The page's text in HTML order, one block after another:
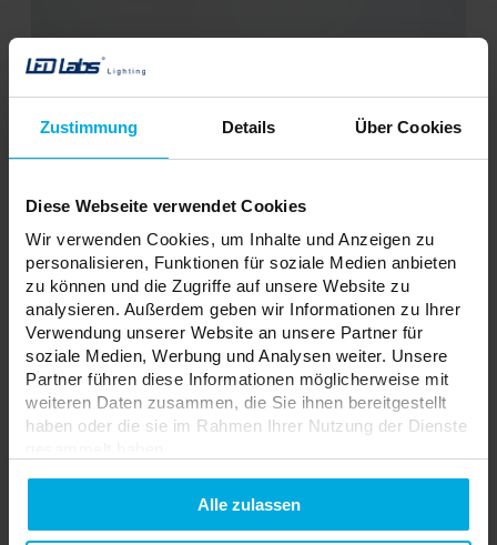
Zustimmung Details Über Cookies
Diese Webseite verwendet Cookies
Wir verwenden Cookies, um Inhalte und Anzeigen zu
personalisieren, Funktionen für soziale Medien anbieten
zu können und die Zugriffe auf unsere Website zu
analysieren. Außerdem geben wir Informationen zu Ihrer
Verwendung unserer Website an unsere Partner für
soziale Medien, Werbung und Analysen weiter. Unsere
Partner führen diese Informationen möglicherweise mit
weiteren Daten zusammen, die Sie ihnen bereitgestellt
haben oder die sie im Rahmen Ihrer Nutzung der Dienste
DatenschutzerklarungAlle zulassen
Aluminiumgehäuse
Befestigungslöcher werden vom Gehäuse abgedeckt